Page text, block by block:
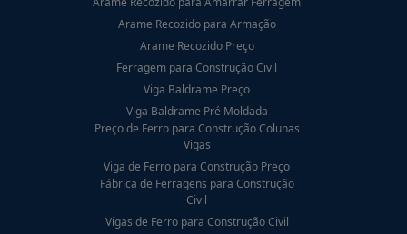
Arame Recozido para Armação
Arame Recozido Preço
Ferragem para Construção Civil
Viga Baldrame Preço
Viga Baldrame Pré Moldada
Preço de Ferro para Construção Colunas
Vigas
Viga de Ferro para Construção Preço
Fábrica de Ferragens para Construção
Civil
Vigas de Ferro para Construção Civil